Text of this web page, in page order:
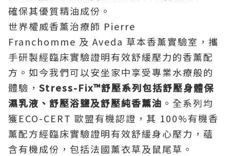
確保其優質精油成份。
世界權威香薰治療師 Pierre
Franchomme 及 Aveda 草本香薰實驗室，攜
手研製經臨床實驗證明有效舒緩壓力的香薰配
方。如今我們可以安坐家中享受專業水療般的
體驗， Stress-Fix™舒壓系列包括舒壓身體保
濕乳液、舒壓浴鹽及舒壓純香薰油 。全系列均
獲ECO-CERT 歐盟有機認證，其 100%有機香
薰配方經臨床實驗證明有效舒緩身心壓力，蘊
含有機成份，包括法國薰衣草及鼠尾草。